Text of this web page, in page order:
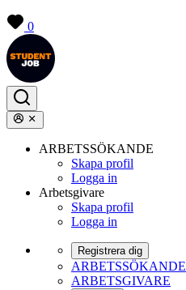
0
ARBETSSÖKANDE
Skapa profil
Logga in
Arbetsgivare
Skapa profil
Logga in
Registrera dig
ARBETSSÖKANDE
ARBETSGIVARE